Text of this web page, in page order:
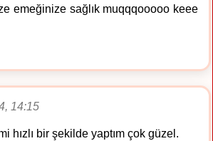
emeğinize sağlık muqqqooooo keee
14:15
hızlı bir şekilde yaptım çok güzel.